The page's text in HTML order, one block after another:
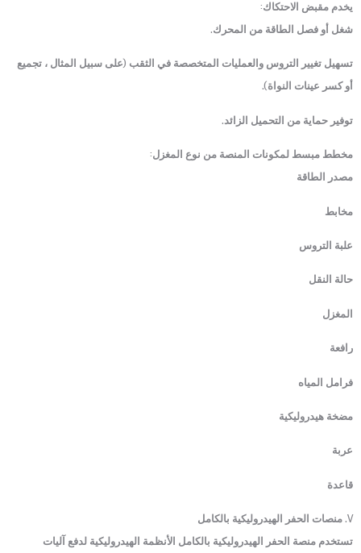
يخدم مقبض الاحتكاك:
شغل أو فصل الطاقة من المحرك.
تسهيل تغيير التروس والعمليات المتخصصة في الثقب (على سبيل المثال ، تجميع
أو كسر عينات النواة).
توفير حماية من التحميل الزائد.
مخطط مبسط لمكونات المنصة من نوع المغزل:
مصدر الطاقة
مخابط
علبة التروس
حالة النقل
المغزل
رافعة
فرامل المياه
مضخة هيدروليكية
عربة
قاعدة
V. منصات الحفر الهيدروليكية بالكامل
تستخدم منصة الحفر الهيدروليكية بالكامل الأنظمة الهيدروليكية لدفع آليات